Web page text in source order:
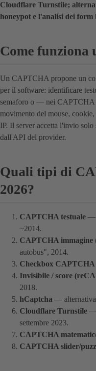
Cloudflare Turnstile;
honeypot e l'analisi dei form
Come funziona
Un CAPTCHA propone un
per il software: identificare
semaforo o — nei
movimento del mouse,
IP. Il server accetta l'invio
dall'API del provider.
Quali tipi di
2026?
CAPTCHA testuale —
~2014.
CAPTCHA
autobus", 2014.
Checkbox CAPTCHA
Invisibile / score
2018.
hCaptcha —
Cloudflare Turnstile —
settembre 2023.
CAPTCHA
CAPTCHA slider/